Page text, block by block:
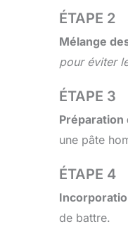
ÉTAPE 2
Mélange
pour éviter
ÉTAPE 3
Préparation
une pâte
ÉTAPE 4
de battre.